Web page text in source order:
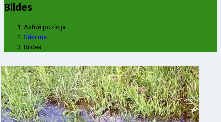
Bildes
Aktīvā pozīcija:
Sākums
Bildes